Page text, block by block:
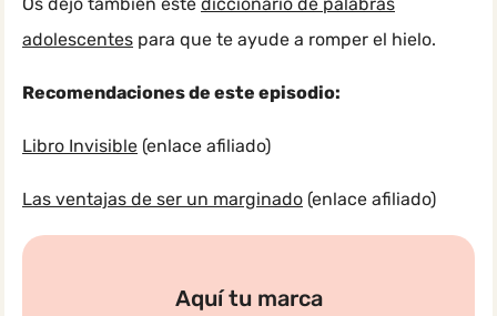
adolescentes para que te ayude a romper el hielo.
Recomendaciones de este episodio:
Libro Invisible (enlace afiliado)
Las ventajas de ser un marginado (enlace afiliado)
Aquí tu marca